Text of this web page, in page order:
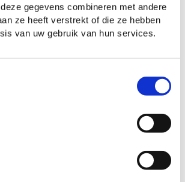
gegevens combineren met andere
ze heeft verstrekt of die ze hebben
van uw gebruik van hun services.
beoordeling door o.a.
en GGD,lees hierover
ontwikkelen aan de hand van
Startblokken .
bso en basisschool: opvang
voor kinderen van 0 tot 13